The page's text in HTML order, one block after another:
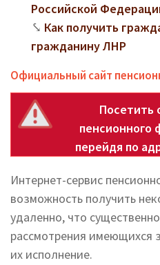
Российской
Как получить
гражданину ЛНР
Официальный сайт
Посетить
пенсионного
перейдя по
Интернет-сервис
возможность получить
удаленно, что
рассмотрения имеющихся
их исполнение.